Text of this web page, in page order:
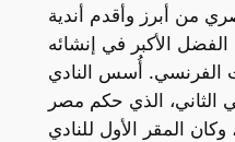
المصري من أبرز وأقدم أندية
الفضل الأكبر في إنشائه
الفرنسي. أُسس النادي
الثاني، الذي حكم مصر
عامي 1892 و1914، وكان المقر الأول للنادي